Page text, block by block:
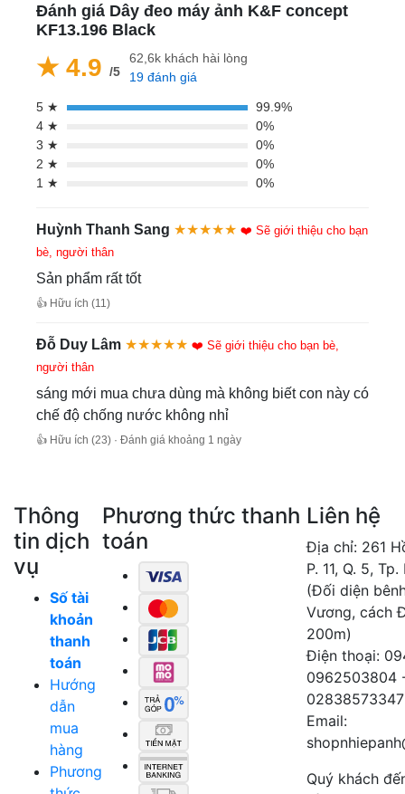
Đánh giá Dây đeo máy ảnh K&F concept
KF13.196 Black
★ 4.9 /5
62,6k khách hài lòng
19 đánh giá
5 ★
99.9%
4 ★
0%
3 ★
0%
2 ★
0%
1 ★
0%
Huỳnh Thanh Sang ★★★★★ ❤️ Sẽ giới thiệu cho bạn
bè, người thân
Sản phẩm rất tốt
👍 Hữu ích (11)
Đỗ Duy Lâm ★★★★★ ❤️ Sẽ giới thiệu cho bạn bè,
người thân
sáng mới mua chưa dùng mà không biết con này có
chế độ chống nước không nhỉ
👍 Hữu ích (23) · Đánh giá khoảng 1 ngày
Thông
tin dịch
vụ
Số tài
khoản
thanh
toán
Hướng
dẫn
mua
hàng
Phương
Phương thức thanh
toán
Liên hệ
Địa chỉ: 261
P. 11, Q. 5,
(Đối diện
Vương, cách
200m)
Điện thoại:
0962503804
02838573347
Email:
Quý khách